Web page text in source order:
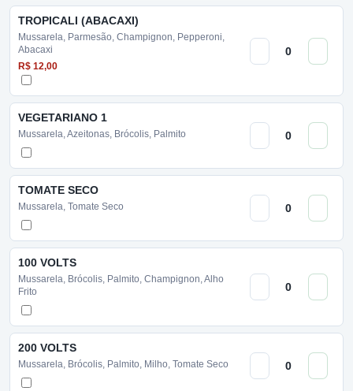
TROPICALI (ABACAXI)
Mussarela, Parmesão, Champignon, Pepperoni,
Abacaxi
R$ 12,00
VEGETARIANO 1
Mussarela, Azeitonas, Brócolis, Palmito
TOMATE SECO
Mussarela, Tomate Seco
100 VOLTS
Mussarela, Brócolis, Palmito, Champignon, Alho
Frito
200 VOLTS
Mussarela, Brócolis, Palmito, Milho, Tomate Seco